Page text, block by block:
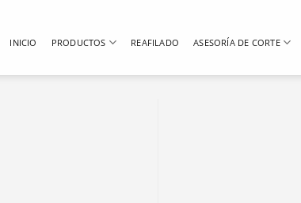
INICIO PRODUCTOS REAFILADO ASESORÍA DE CORTE